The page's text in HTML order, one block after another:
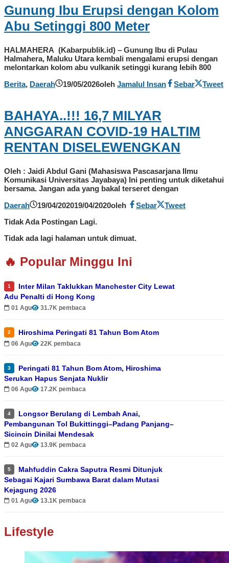
Gunung Ibu Erupsi dengan Kolom
Abu Setinggi 800 Meter
HALMAHERA (Kabarpublik.id) – Gunung Ibu di Pulau
Halmahera, Maluku Utara kembali mengalami erupsi dengan
melontarkan kolom abu vulkanik setinggi kurang lebih 800
Berita, Daerah 19/05/2026oleh Jamalul Insan Sebar Tweet
BAHAYA..!!! 16,7 MILYAR
ANGGARAN COVID-19 HALTIM
RENTAN DISELEWENGKAN
Oleh : Jaidi Abdul Gani (Mahasiswa Pascasarjana Ilmu
Komunikasi Universitas Jayabaya) Ini penting untuk diketahui
bersama. Jangan ada yang bakal terseret dengan
Daerah
19/04/202019/04/2020oleh Sebar
Tweet
Tidak Ada Postingan Lagi.
Tidak ada lagi halaman untuk dimuat.
🔥 Popular Minggu Ini
1
Inter Milan Taklukkan Manchester City Lewat
Adu Penalti di Hong Kong
01 Agu 31.7K pembaca
2 Hiroshima Peringati 81 Tahun Bom Atom
06 Agu 22K pembaca
3
Peringati 81 Tahun Bom Atom, Hiroshima
Serukan Hapus Senjata Nuklir
06 Agu 17.2K pembaca
4
Longsor Berulang di Lembah Anai,
Pembangunan Tol Bukittinggi–Padang Panjang–
Sicincin Dinilai Mendesak
02 Agu 13.9K pembaca
5
Mahfuddin Cakra Saputra Resmi Ditunjuk
Sebagai Kajari Sumbawa Barat dalam Mutasi
Kejagung 2026
01 Agu 13.1K pembaca
Lifestyle